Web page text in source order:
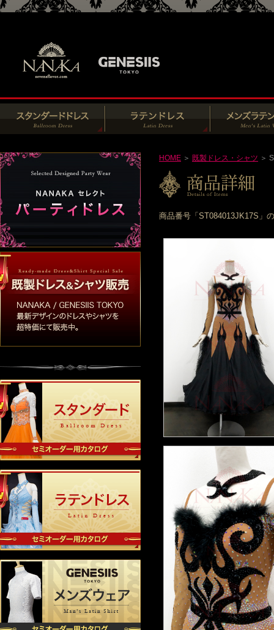
HOME ＞ 既製ドレス・シャツ ＞
商品番号「ST084013JK17S」